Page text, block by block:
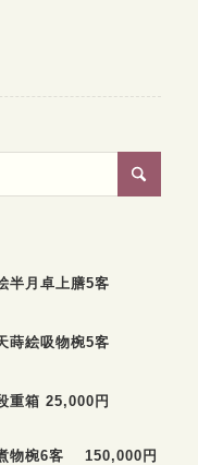
半月卓上膳5客
蒔絵吸物椀5客
重箱 25,000円
煮物椀6客 150,000円